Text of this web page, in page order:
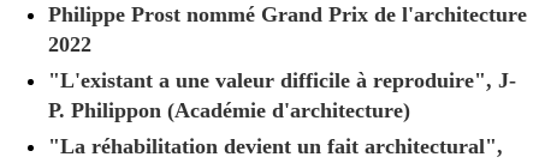
Philippe Prost nommé Grand Prix de l'architecture
2022
"L'existant a une valeur difficile à reproduire", J-
P. Philippon (Académie d'architecture)
"La réhabilitation devient un fait architectural",